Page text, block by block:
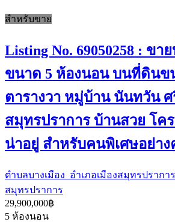
สำหรับขาย
Listing No. 69050258 : ขา
ขนาด 5 ห้องนอน บนที่ดินข
ตารางวา หมู่บ้าน นันทวัน
สมุทรปราการ บ้านสวย โค
น่าอยู่ สำหรับคนพิเศษอย่า
ตำบลบางเมือง อำเภอเมืองสมุทรปรากา
สมุทรปราการ
29,900,000฿
5 ห้องนอน